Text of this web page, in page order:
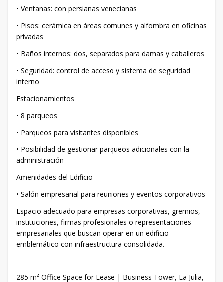
• Ventanas: con persianas venecianas
• Pisos: cerámica en áreas comunes y alfombra en oficinas
privadas
• Baños internos: dos, separados para damas y caballeros
• Seguridad: control de acceso y sistema de seguridad
interno
Estacionamientos
• 8 parqueos
• Parqueos para visitantes disponibles
• Posibilidad de gestionar parqueos adicionales con la
administración
Amenidades del Edificio
• Salón empresarial para reuniones y eventos corporativos
Espacio adecuado para empresas corporativas, gremios,
instituciones, firmas profesionales o representaciones
empresariales que buscan operar en un edificio
emblemático con infraestructura consolidada.
285 m² Office Space for Lease | Business Tower, La Julia,